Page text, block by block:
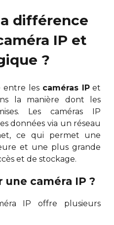
différence
IP et
?
entre les caméras IPet
la manière dont les
Les caméras IP
données via un réseau
ce qui permet une
et une plus grande
et de stockage.
une caméra IP ?
IP offre plusieurs